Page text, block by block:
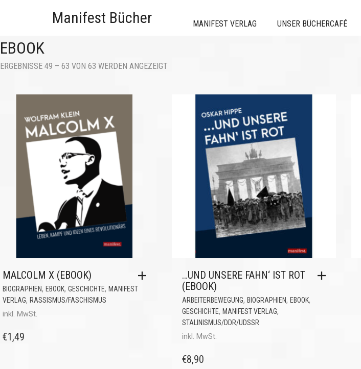
Manifest Bücher MANIFEST VERLAG UNSER BÜCHERCAFÉ
EBOOK
ERGEBNISSE 49 – 63 VON 63 WERDEN ANGEZEIGT
MALCOLM X (EBOOK)
BIOGRAPHIEN, EBOOK, GESCHICHTE, MANIFEST
VERLAG, RASSISMUS/FASCHISMUS
inkl. MwSt.
€1,49
…UND UNSERE FAHN‘ IST ROT
(EBOOK)
ARBEITERBEWEGUNG, BIOGRAPHIEN, EBOOK,
GESCHICHTE, MANIFEST VERLAG,
STALINISMUS/DDR/UDSSR
inkl. MwSt.
€8,90